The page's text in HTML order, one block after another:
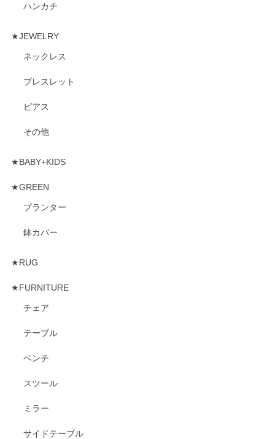
ハンカチ
★JEWELRY
ネックレス
ブレスレット
ピアス
その他
★BABY+KIDS
★GREEN
プランター
鉢カバー
★RUG
★FURNITURE
チェア
テーブル
ベンチ
スツール
ミラー
サイドテーブル